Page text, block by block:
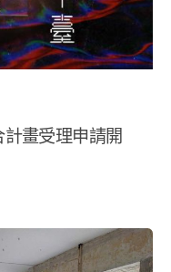
畫受理申請開